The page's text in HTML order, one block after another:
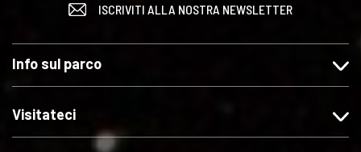
l
c
a
e
u
t
e
u
c
s
r
v
ISCRIVITI ALLA NOSTRA NEWSLETTER
Info sul parco
Visitateci